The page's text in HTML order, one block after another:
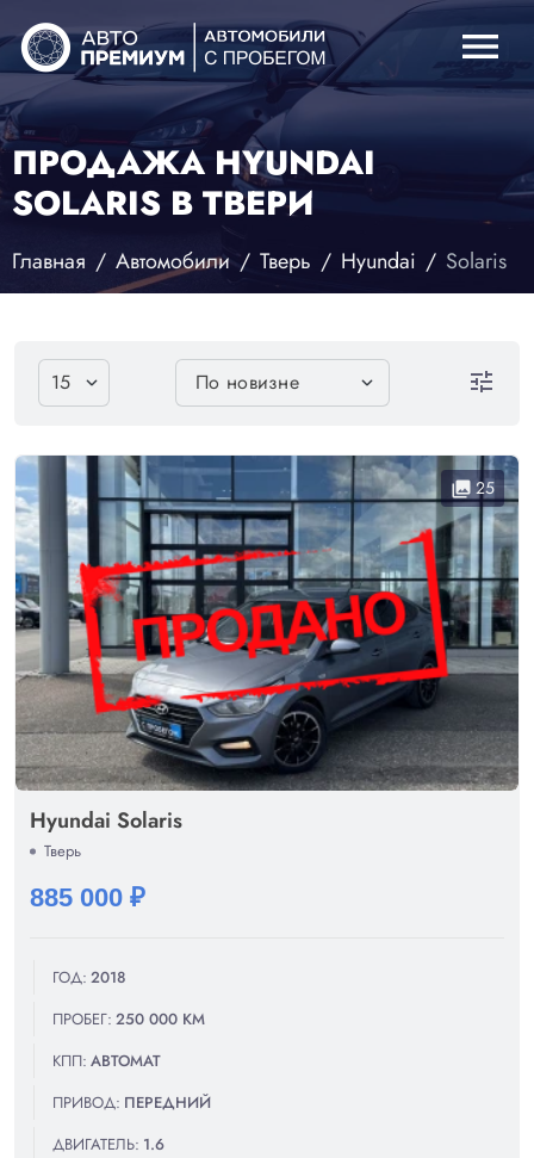
menu
ПРОДАЖА HYUNDAI
SOLARIS В ТВЕРИ
Главная Автомобили Тверь Hyundai Solaris
tune
collections 25
Hyundai Solaris
Тверь
885 000 ₽
ГОД: 2018
ПРОБЕГ: 250 000 КМ
КПП: АВТОМАТ
ПРИВОД: ПЕРЕДНИЙ
ДВИГАТЕЛЬ: 1.6